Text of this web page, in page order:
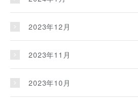
2023年12月
2023年11月
2023年10月